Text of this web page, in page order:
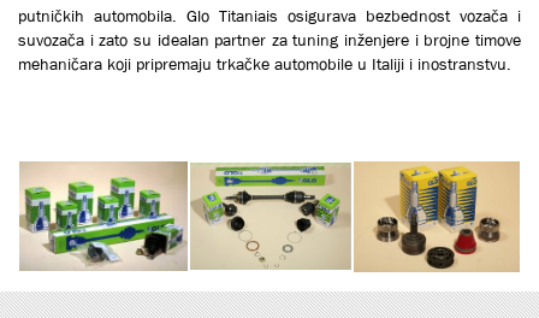
putničkih automobila. Glo Titaniais osigurava bezbednost vozača i
suvozača i zato su idealan partner za tuning inženjere i brojne timove
mehaničara koji pripremaju trkačke automobile u Italiji i inostranstvu.